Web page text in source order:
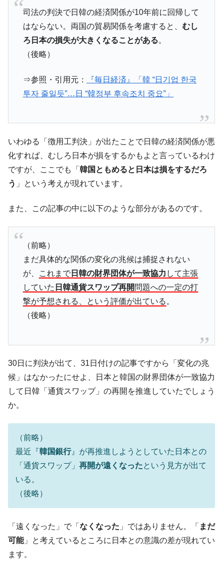
『Money1』
中国だけが鉄鋼輸出を異常増加させる ⇒ 中
国の過剰生産が世界を蝕む。
『Money1』
韓国製造業「半導体絶好調」のウラで他業
種は全般的「不調」⇒ PSIが示す現況は決して良くない。
ン』1人当たり賠償10万ウォンを認定 ⇒ 総額3兆7,000億
『Money1』 韓国で猛暑。南東部では干ばつ
「KDDX」1番艦、2032年竣工と公示
『Money1』
【対日本円】ウォン安が急進！ 日米の協調
に韓国がいっちょがみしたのでは。
『Money1』
韓国政府『BYD』車への補助金を全廃 ⇒ 実
は韓国で『BYD』車は売れている。6カ月で対前年同期比
1.9倍！
『Money1』
在韓米国大使スティールが着韓！⇒ さっそ
く空港に詰めかけ「出て行け！」「極右勢力」のプラカー
ドを掲げる「在韓反米勢力」
『Money1』
ータセンター整備」⇒ だから無理だってば。
『Money1』
JPモルガン「韓国レバレッジETFの清算は
ほぼ終わった」
『Money1』
韓国『国民年金公団』株価暴落で200兆蒸
発。
ぎ」では。
『Money1』
韓国鉄鋼最大手『POSCO』ズブズブ沈む。
営業利益80.2％も減少
『Money1』
『Money1』
韓国ボンクラ政策室長･金容範、株価暴落に
他人事のような発言。
業績「史上最高益」当期純利益は前年同期比13.4倍に。
『Money1』
【速報】韓国株式市場の暴落・本日07月29
日(水)もサイドカー・サーキットブレイカーの二段コンボ
発動！
司法の判決で日韓の経済関係が10年前に回帰して
はならない。両国の貿易関係を考慮すると、 むし
ろ日本の損失が大きくなることがある。
（後略）
⇒参照・引用元：
『毎日経済』「韓 “日기업 한국
투자 줄일듯”…日 “韓정부 후속조치 중요”」
いわゆる「徴用工判決」が出たことで日韓の経済関係が悪
化すれば、むしろ日本が損をするかもよと言っているわけ
ですが、ここでも「 韓国ともめると日本は損をするだろ
う 」という考えが現れています。
また、この記事の中に以下のような部分があるのです。
（前略）
まだ具体的な関係の変化の兆候は捕捉されない
が、
これまで日韓の財界団体が一致協力 して主張
していた 日韓通貨スワップ再開 問題への一定の打
撃が予想される、という評価が出ている 。
（後略）
30日に判決が出て、31日付けの記事ですから「変化の兆
候」はなかったにせよ、日本と韓国の財界団体が一致協力
して日韓「通貨スワップ」の再開を推進していたでしょう
か。
（前略）
最近『韓国銀行』が再推進しようとしていた日本との
「通貨スワップ」 再開が遠くなったという見方が出て
いる。
（後略）
「遠くなった」で「 なくなった 」ではありません。「 まだ
可能」と考えているところに日本との意識の差が現れてい
ます。